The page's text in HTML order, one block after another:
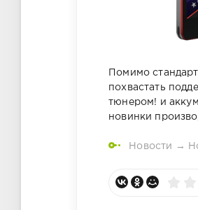
Помимо
похвастать
тюнером! и
новинки
Новости →